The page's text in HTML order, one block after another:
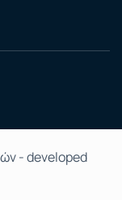
- developed